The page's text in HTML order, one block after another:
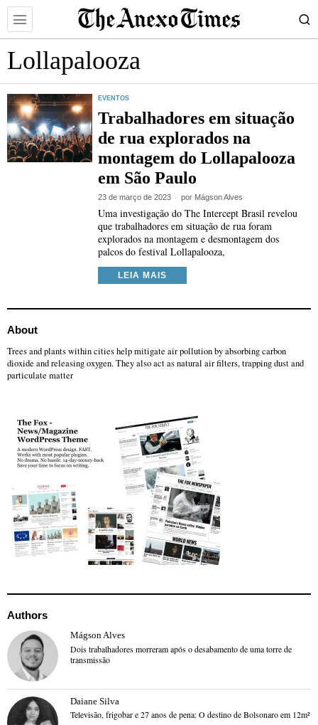
Lollapalooza
EVENTOS
Trabalhadores em situação
de rua explorados na
montagem do Lollapalooza
em São Paulo
23 de março de 2023 por Mágson Alves
Uma investigação do The Intercept Brasil revelou
que trabalhadores em situação de rua foram
explorados na montagem e desmontagem dos
palcos do festival Lollapalooza,
LEIA MAIS
About
Trees and plants within cities help mitigate air pollution by absorbing carbon
dioxide and releasing oxygen. They also act as natural air filters, trapping dust and
particulate matter
Authors
Mágson Alves
Dois trabalhadores morreram após o desabamento de uma torre de
transmissão
Daiane Silva
Televisão, frigobar e 27 anos de pena: O destino de Bolsonaro em 12m²